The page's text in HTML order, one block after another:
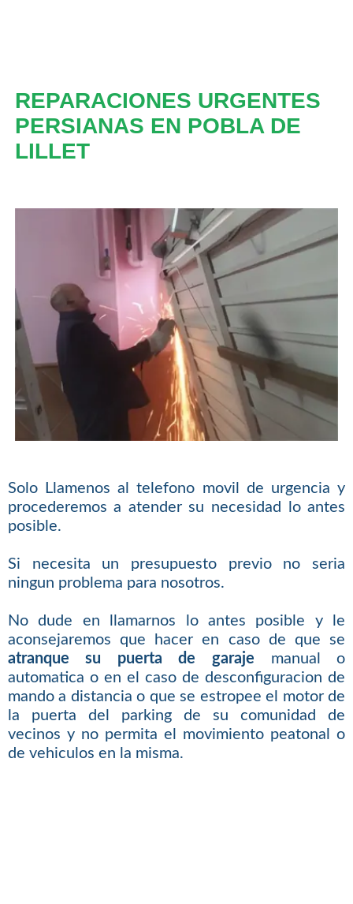
REPARACIONES URGENTES
PERSIANAS EN POBLA DE
LILLET
Solo Llamenos al telefono movil de urgencia y
procederemos a atender su necesidad lo antes
posible.
Si necesita un presupuesto previo no seria
ningun problema para nosotros.
No dude en llamarnos lo antes posible y le
aconsejaremos que hacer en caso de que se
atranque su puerta de garaje manual o
automatica o en el caso de desconfiguracion de
mando a distancia o que se estropee el motor de
la puerta del parking de su comunidad de
vecinos y no permita el movimiento peatonal o
de vehiculos en la misma.